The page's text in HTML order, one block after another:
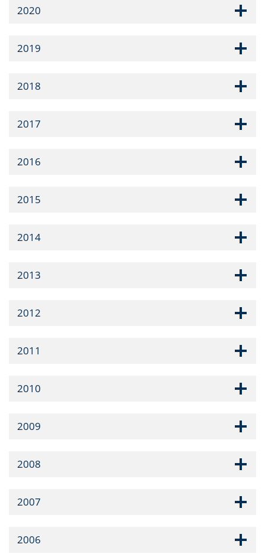
2020
2019
2018
2017
2016
2015
2014
2013
2012
2011
2010
2009
2008
2007
2006